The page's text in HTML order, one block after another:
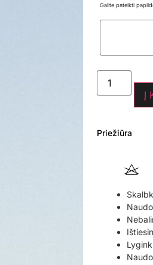
Galite pateikti
Į
Priežiūra